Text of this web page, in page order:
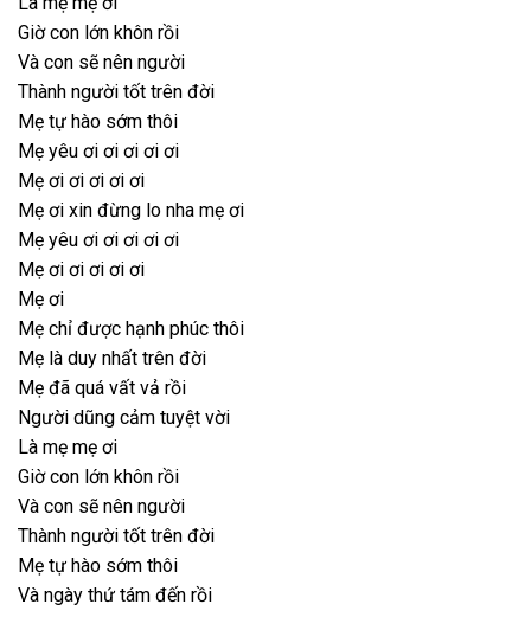
Giờ con lớn khôn rồi
Và con sẽ nên người
Thành người tốt trên đời
Mẹ tự hào sớm thôi
Mẹ yêu ơi ơi ơi ơi ơi
Mẹ ơi ơi ơi ơi ơi
Mẹ ơi xin đừng lo nha mẹ ơi
Mẹ yêu ơi ơi ơi ơi ơi
Mẹ ơi ơi ơi ơi ơi
Mẹ ơi
Mẹ chỉ được hạnh phúc thôi
Mẹ là duy nhất trên đời
Mẹ đã quá vất vả rồi
Người dũng cảm tuyệt vời
Là mẹ mẹ ơi
Giờ con lớn khôn rồi
Và con sẽ nên người
Thành người tốt trên đời
Mẹ tự hào sớm thôi
Và ngày thứ tám đến rồi